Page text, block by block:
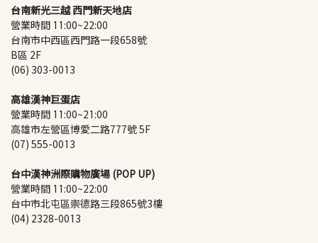
台南新光三越 西門新天地店
營業時間 11:00~22:00
台南市中西區西門路一段658號
B區 2F
(06) 303-0013
高雄漢神巨蛋店
營業時間 11:00~21:00
高雄市左營區博愛二路777號 5F
(07) 555-0013
台中漢神洲際購物廣場 (POP UP)
營業時間 11:00~22:00
台中市北屯區崇德路三段865號3樓
(04) 2328-0013